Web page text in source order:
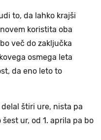
to, da lahko krajši
koristita oba
več do zaključka
osmega leta
da eno leto to
štiri ure, nista pa
ur, od 1. aprila pa bo